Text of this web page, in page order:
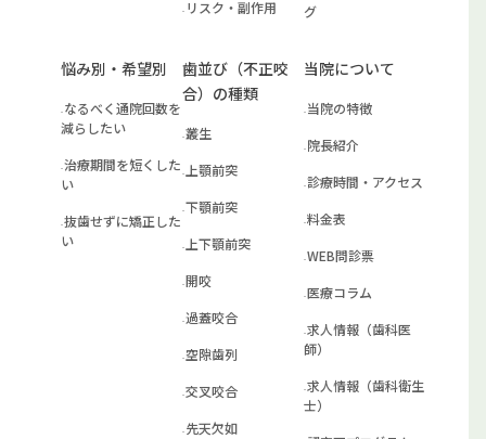
リスク・副作用
グ
悩み別・希望別
なるべく通院回数を
減らしたい
治療期間を短くした
い
抜歯せずに矯正した
い
歯並び（不正咬
合）の種類
叢生
上顎前突
下顎前突
上下顎前突
開咬
過蓋咬合
空隙歯列
交叉咬合
先天欠如
当院について
当院の特徴
院長紹介
診療時間・アクセス
料金表
WEB問診票
医療コラム
求人情報（歯科医
師）
求人情報（歯科衛生
士）